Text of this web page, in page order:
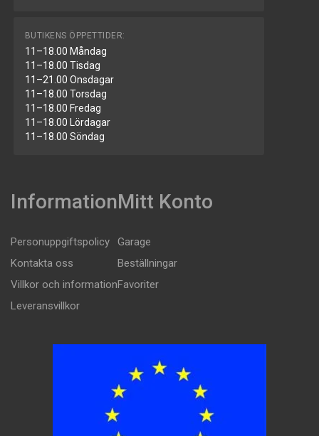
BUTIKENS ÖPPETTIDER:
11–18.00 Måndag
11–18.00 Tisdag
11–21.00 Onsdagar
11–18.00 Torsdag
11–18.00 Fredag
11–18.00 Lördagar
11–18.00 Söndag
Information
Personuppgiftspolicy
Kontakta oss
Villkor och information
Leveransvillkor
Mitt Konto
Garage
Beställningar
Favoriter